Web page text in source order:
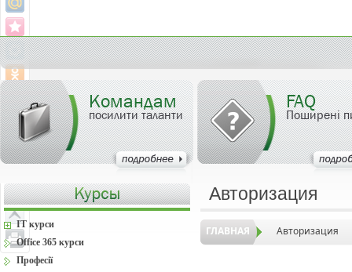
Командам
посилити таланти
FAQ
Поширені
Авторизация
ГЛАВНАЯ Авторизация
IT курси
Office 365 курси
Професії